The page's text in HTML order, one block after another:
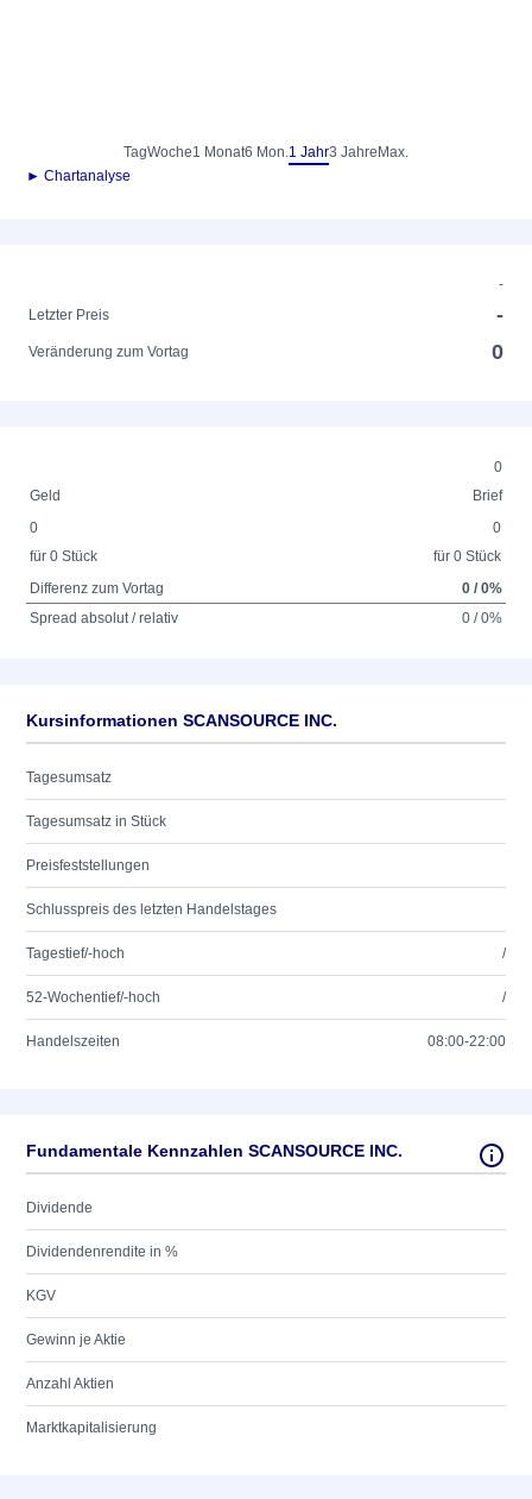
TagWoche1 Monat6 Mon.1 Jahr3 Jahre Max.
► Chartanalyse
-
Letzter Preis
-
Veränderung zum Vortag 0
0
Geld
Brief
0
für 0 Stück
0
für 0 Stück
Differenz zum Vortag
0 / 0%
Spread absolut / relativ
0 / 0%
Kursinformationen SCANSOURCE INC.
Tagesumsatz
Tagesumsatz in Stück
Preisfeststellungen
Schlusspreis des letzten Handelstages
Tagestief/-hoch /
52-Wochentief/-hoch /
Handelszeiten 08:00-22:00
Fundamentale Kennzahlen SCANSOURCE INC.
Dividende
Dividendenrendite in %
KGV
Gewinn je Aktie
Anzahl Aktien
Marktkapitalisierung